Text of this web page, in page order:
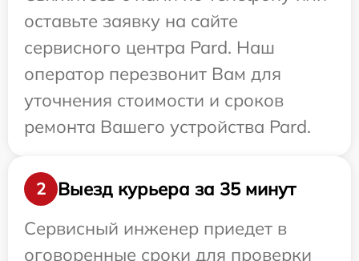
оставьте заявку на сайте
сервисного центра Pard. Наш
оператор перезвонит Вам для
уточнения стоимости и сроков
ремонта Вашего устройства Pard.
2
Выезд курьера за 35 минут
Сервисный инженер приедет в
оговоренные сроки для проверки